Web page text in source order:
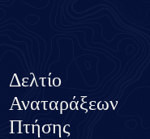
Δελτίο
Αναταράξεων
Πτήσης